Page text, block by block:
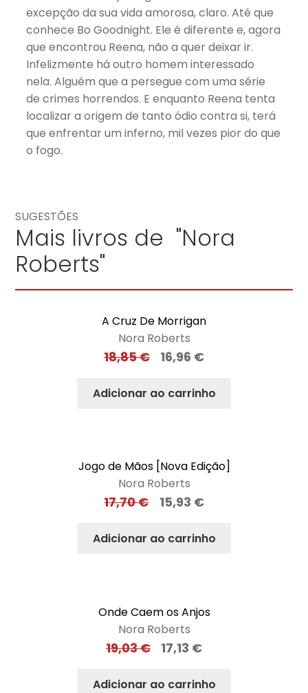
excepção da sua vida amorosa, claro. Até que
conhece Bo Goodnight. Ele é diferente e, agora
que encontrou Reena, não a quer deixar ir.
Infelizmente há outro homem interessado
nela. Alguém que a persegue com uma série
de crimes horrendos. E enquanto Reena tenta
localizar a origem de tanto ódio contra si, terá
que enfrentar um inferno, mil vezes pior do que
o fogo.
SUGESTÕES
Mais livros de "Nora
Roberts"
A Cruz De Morrigan
Nora Roberts
18,85€ 16,96 €
Adicionar ao carrinho
Jogo de Mãos [Nova Edição]
Nora Roberts
17,70€ 15,93 €
Adicionar ao carrinho
Onde Caem os Anjos
Nora Roberts
19,03€ 17,13 €
Adicionar ao carrinho